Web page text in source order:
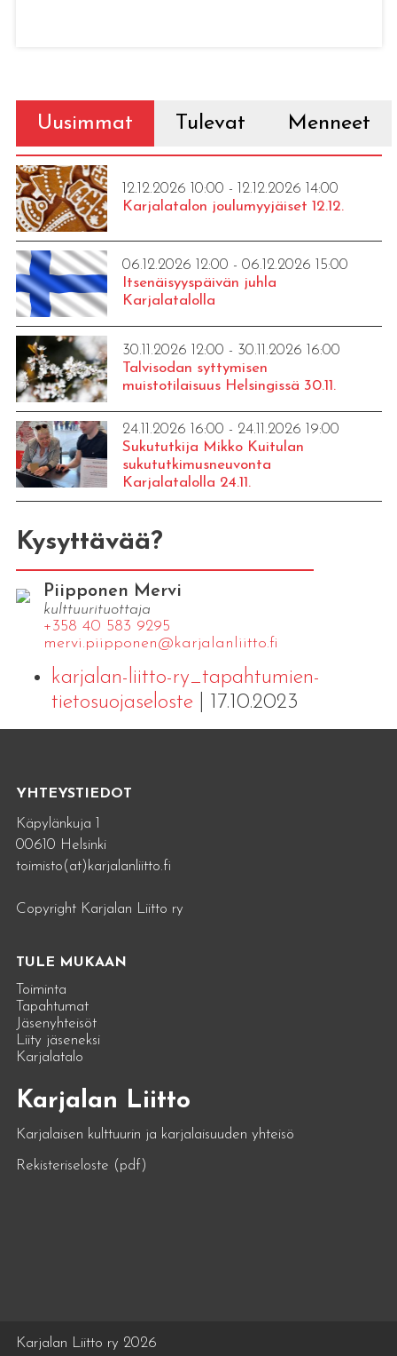
Uusimmat Tulevat Menneet
12.12.2026 10:00 - 12.12.2026 14:00
Karjalatalon joulumyyjäiset 12.12.
06.12.2026 12:00 - 06.12.2026 15:00
Itsenäisyyspäivän juhla
Karjalatalolla
30.11.2026 12:00 - 30.11.2026 16:00
Talvisodan syttymisen
muistotilaisuus Helsingissä 30.11.
24.11.2026 16:00 - 24.11.2026 19:00
Sukututkija Mikko Kuitulan
sukututkimusneuvonta
Karjalatalolla 24.11.
Kysyttävää?
Piipponen Mervi
kulttuurituottaja
+358 40 583 9295
mervi.​piipponen@​kar​jala​nlii​tto.​fi
karjalan-liitto-ry_tapahtumien-
tietosuojaseloste| 17.10.2023
YHTEYSTIEDOT
Käpylänkuja 1
00610 Helsinki
toimisto(at)karjalanliitto.fi
Copyright Karjalan Liitto ry
TULE MUKAAN
Toiminta
Tapahtumat
Jäsenyhteisöt
Liity jäseneksi
Karjalatalo
Karjalan Liitto
Karjalaisen kulttuurin ja karjalaisuuden yhteisö
Rekisteriseloste (pdf)
Karjalan Liitto ry 2026